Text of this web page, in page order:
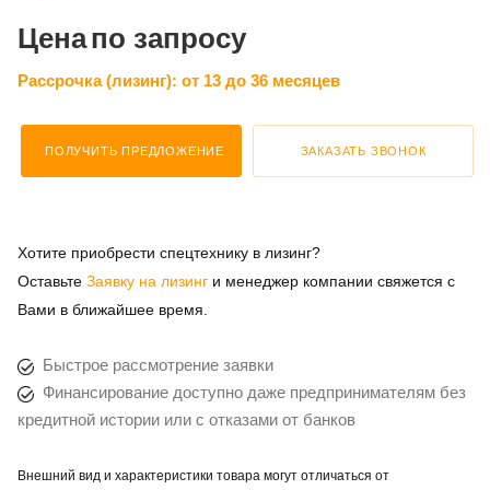
Ценапо запросу
Рассрочка (лизинг): от 13 до 36 месяцев
ПОЛУЧИТЬ ПРЕДЛОЖЕНИЕ ЗАКАЗАТЬ ЗВОНОК
Хотите приобрести спецтехнику в лизинг?
Оставьте Заявку на лизинг и менеджер компании свяжется с
Вами в ближайшее время.
Быстрое рассмотрение заявки
Финансирование доступно даже предпринимателям без
кредитной истории или с отказами от банков
Внешний вид и характеристики товара могут отличаться от